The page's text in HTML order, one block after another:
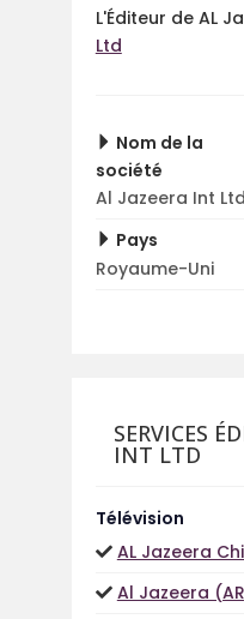
L'Éditeur de AL
Ltd
Nom de la
société
Al Jazeera Int Ltd
Pays
Royaume-Uni
SERVICES
INT LTD
Télévision
AL Jazeera
Al Jazeera